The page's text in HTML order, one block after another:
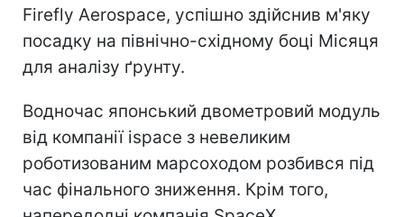
Firefly Aerospace, успішно здійснив м'яку
посадку на північно-східному боці Місяця
для аналізу ґрунту.
Водночас японський двометровий модуль
від компанії ispace з невеликим
роботизованим марсоходом розбився під
час фінального зниження. Крім того,